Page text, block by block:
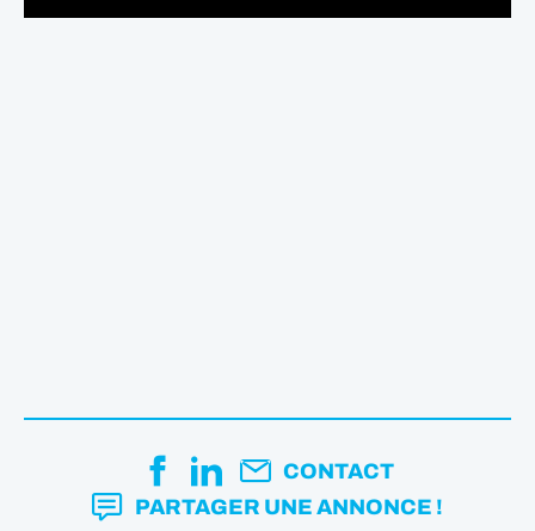
CONTACT
PARTAGER UNE ANNONCE !